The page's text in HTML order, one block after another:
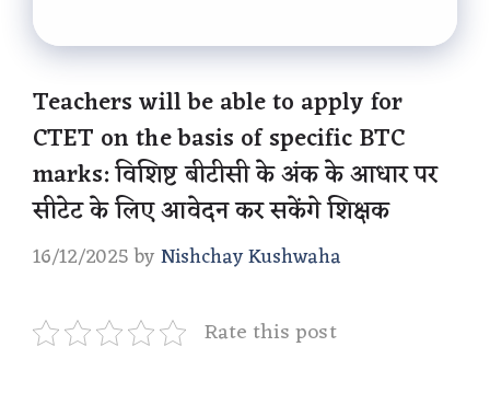
Teachers will be able to apply for
CTET on the basis of specific BTC
marks: विशिष्ट बीटीसी के अंक के आधार पर
सीटेट के लिए आवेदन कर सकेंगे शिक्षक
16/12/2025 byNishchay Kushwaha
Rate this post